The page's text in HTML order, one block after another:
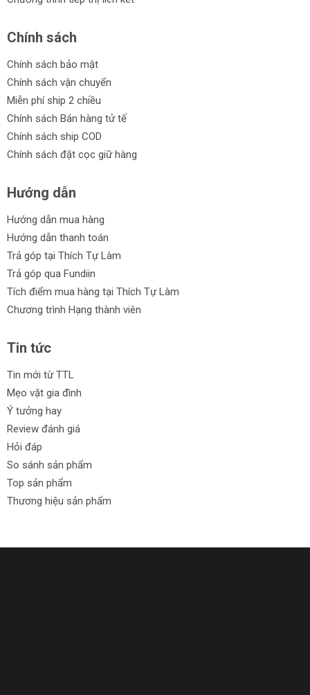
Chính sách
Chính sách bảo mật
Chính sách vận chuyển
Miễn phí ship 2 chiều
Chính sách Bán hàng tử tế
Chính sách ship COD
Chính sách đặt cọc giữ hàng
Hướng dẫn
Hướng dẫn mua hàng
Hướng dẫn thanh toán
Trả góp tại Thích Tự Làm
Trả góp qua Fundiin
Tích điểm mua hàng tại Thích Tự Làm
Chương trình Hạng thành viên
Tin tức
Tin mới từ TTL
Mẹo vặt gia đình
Ý tưởng hay
Review đánh giá
Hỏi đáp
So sánh sản phẩm
Top sản phẩm
Thương hiệu sản phẩm